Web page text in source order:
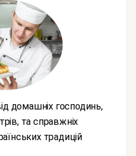
та справжніх
традицій